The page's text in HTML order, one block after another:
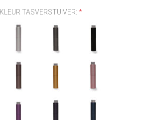
KLEUR TASVERSTUIVER: *